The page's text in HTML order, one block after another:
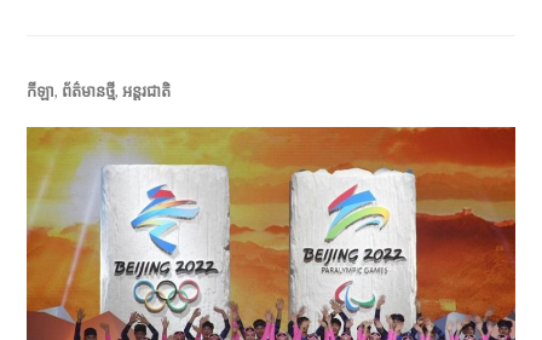
កីឡា, ព័ត៌មានថ្មី,អន្តរជាតិ